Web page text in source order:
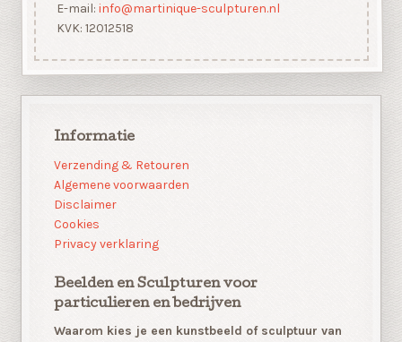
E-mail: info@martinique-sculpturen.nl
KVK: 12012518
Informatie
Verzending & Retouren
Algemene voorwaarden
Disclaimer
Cookies
Privacy verklaring
Beelden en Sculpturen voor
particulieren en bedrijven
Waarom kies je een kunstbeeld of sculptuur van